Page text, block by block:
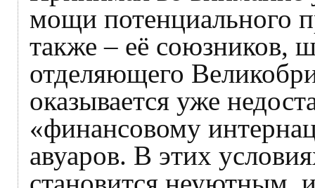
мощи потенциального
также – её
отделяющего
оказывается уже
«финансовому
авуаров. В этих